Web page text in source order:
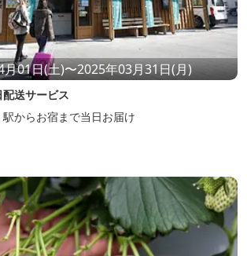
月01日(土)〜2025年03月31日(月)
送サービス
からお宿まで当日お届け